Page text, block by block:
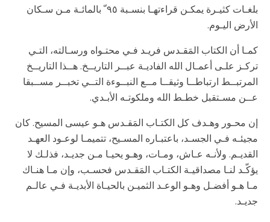
بلغـات كثيـرة يمكـن قراءتهـا بنسـبة ٩٥ ّ بالمائـة مـن سـكان
الأرض اليـوم.
كمـا أن الكتاب المَقـدس فريـد فـي محتـواه ورسـالته، التـي
تركـز علـى أعمـال الله الفاديـة عبــر التاريــخ. هــذا التاريــخ
المرتبــط ارتباطــا وثيقــا مــع النبــوءة التــي تخبــر مســبقا
عــن مسـتقبل خطـط الله وملكوتـه الأبـدي.
إن محـور وهـدف كل الكتـاب المَقـدس هـو عيسى المسيح. كان
مجيئـه فـي الجسـد، باعتبـاره المسـيح، تتميمـا لوعـود العهـد
القديـم. ولأنـه عـاش، ومـات، وهـو يحيـا مـن جديـد، فذلـك لا
يؤكّـد لنـا مصداقيـة الكتـاب المَقـدس فحسـب، وإن مـا هنـاك
مـا هـو أفضـل وهـو الوعـد الثميـن بالحيـاة الأبديـة فـي عالـم
جديـد.